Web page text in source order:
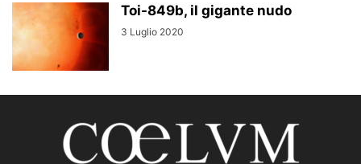
Toi-849b, il gigante nudo
3 Luglio 2020